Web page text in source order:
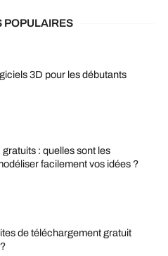
POPULAIRES
3D pour les débutants
: quelles sont les
facilement vos idées ?
de téléchargement gratuit